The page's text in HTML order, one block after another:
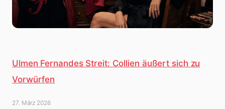
Ulmen Fernandes Streit: Collien äußert sich zu
Vorwürfen
27. März 2026